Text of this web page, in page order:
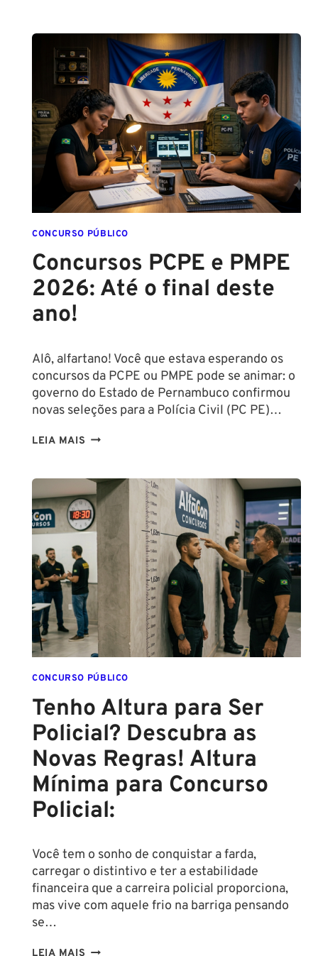
CONCURSO PÚBLICO
Concursos PCPE e PMPE
2026: Até o final deste
ano!
Alô, alfartano! Você que estava esperando os
concursos da PCPE ou PMPE pode se animar: o
governo do Estado de Pernambuco confirmou
novas seleções para a Polícia Civil (PC PE)…
LEIA MAIS CONCURSOS
PMPE
2026:
ATÉ
FINAL
DESTE
ANO!
CONCURSO PÚBLICO
Tenho Altura para Ser
Policial? Descubra as
Novas Regras! Altura
Mínima para Concurso
Policial:
Você tem o sonho de conquistar a farda,
carregar o distintivo e ter a estabilidade
financeira que a carreira policial proporciona,
mas vive com aquele frio na barriga pensando
se…
TENHO